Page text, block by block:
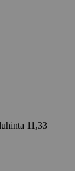
11,33